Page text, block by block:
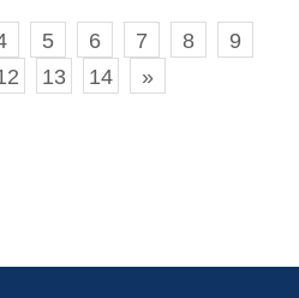
5 6 7 8
9
13 14 »